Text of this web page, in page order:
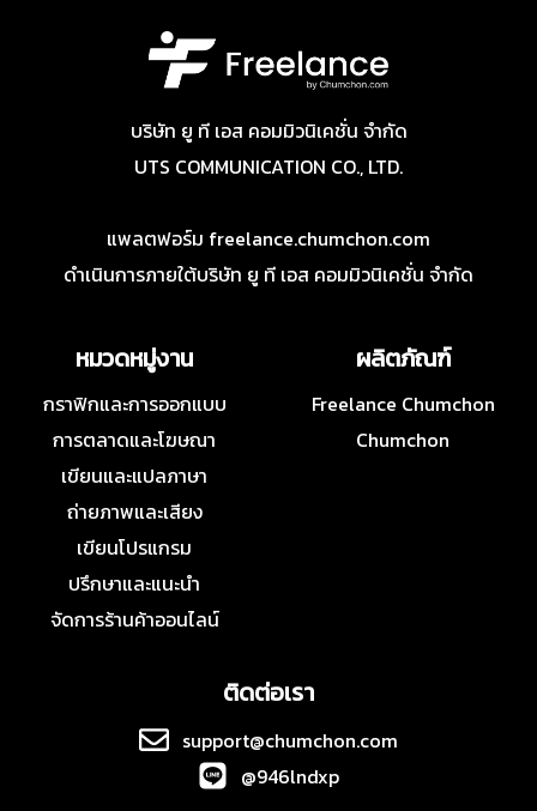
บริษัท ยู ที เอส คอมมิวนิเคชั่น จำกัด
UTS COMMUNICATION CO., LTD.
แพลตฟอร์ม freelance.chumchon.com
ดำเนินการภายใต้บริษัท ยู ที เอส คอมมิวนิเคชั่น จำกัด
หมวดหมู่งาน
กราฟิกและการออกแบบ
การตลาดและโฆษณา
เขียนและแปลภาษา
ถ่ายภาพและเสียง
เขียนโปรแกรม
ปรึกษาและแนะนำ
จัดการร้านค้าออนไลน์
ผลิตภัณฑ์
Freelance Chumchon
Chumchon
ติดต่อเรา
support@chumchon.com
@946lndxp